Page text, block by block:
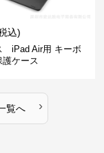
込)
iPad Air用 キーボ
護ケース
覧へ ›